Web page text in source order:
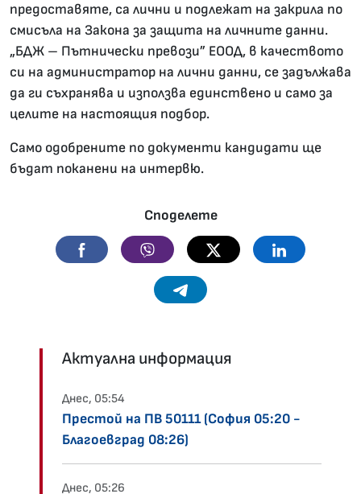
предоставяте, са лични и подлежат на закрила по
смисъла на Закона за защита на личните данни.
„БДЖ – Пътнически превози” ЕООД, в качеството
си на администратор на лични данни, се задължава
да ги съхранява и използва единствено и само зa
целите на настоящия подбор.
Само одобрените по документи кандидати ще
бъдат поканени на интервю.
Споделете
Facebook Viber Twitter Linkedin
Telegram
Актуална информация
Днес, 05:54
Престой на ПВ 50111 (София 05:20 -
Благоевград 08:26)
Днес, 05:26